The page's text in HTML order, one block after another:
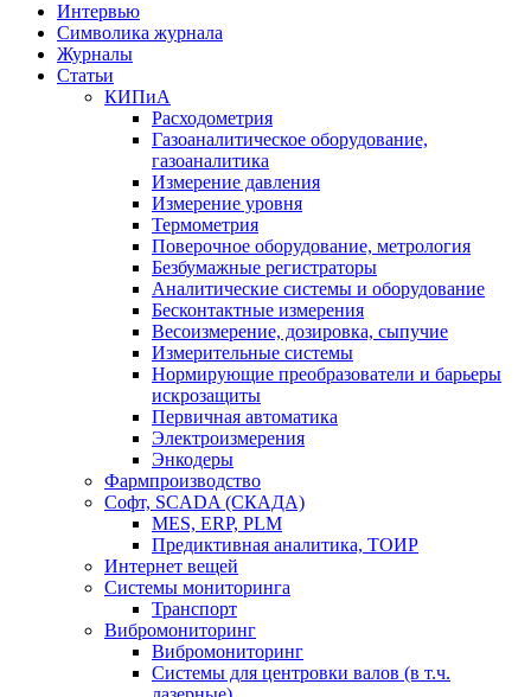
Интервью
Символика журнала
Журналы
Статьи
КИПиА
Расходометрия
Газоаналитическое оборудование,
газоаналитика
Измерение давления
Измерение уровня
Термометрия
Поверочное оборудование, метрология
Безбумажные регистраторы
Аналитические системы и оборудование
Бесконтактные измерения
Весоизмерение, дозировка, сыпучие
Измерительные системы
Нормирующие преобразователи и барьеры
искрозащиты
Первичная автоматика
Электроизмерения
Энкодеры
Фармпроизводство
Софт, SCADA (СКАДА)
MES, ERP, PLM
Предиктивная аналитика, ТОИР
Интернет вещей
Системы мониторинга
Транспорт
Вибромониторинг
Вибромониторинг
Системы для центровки валов (в т.ч.